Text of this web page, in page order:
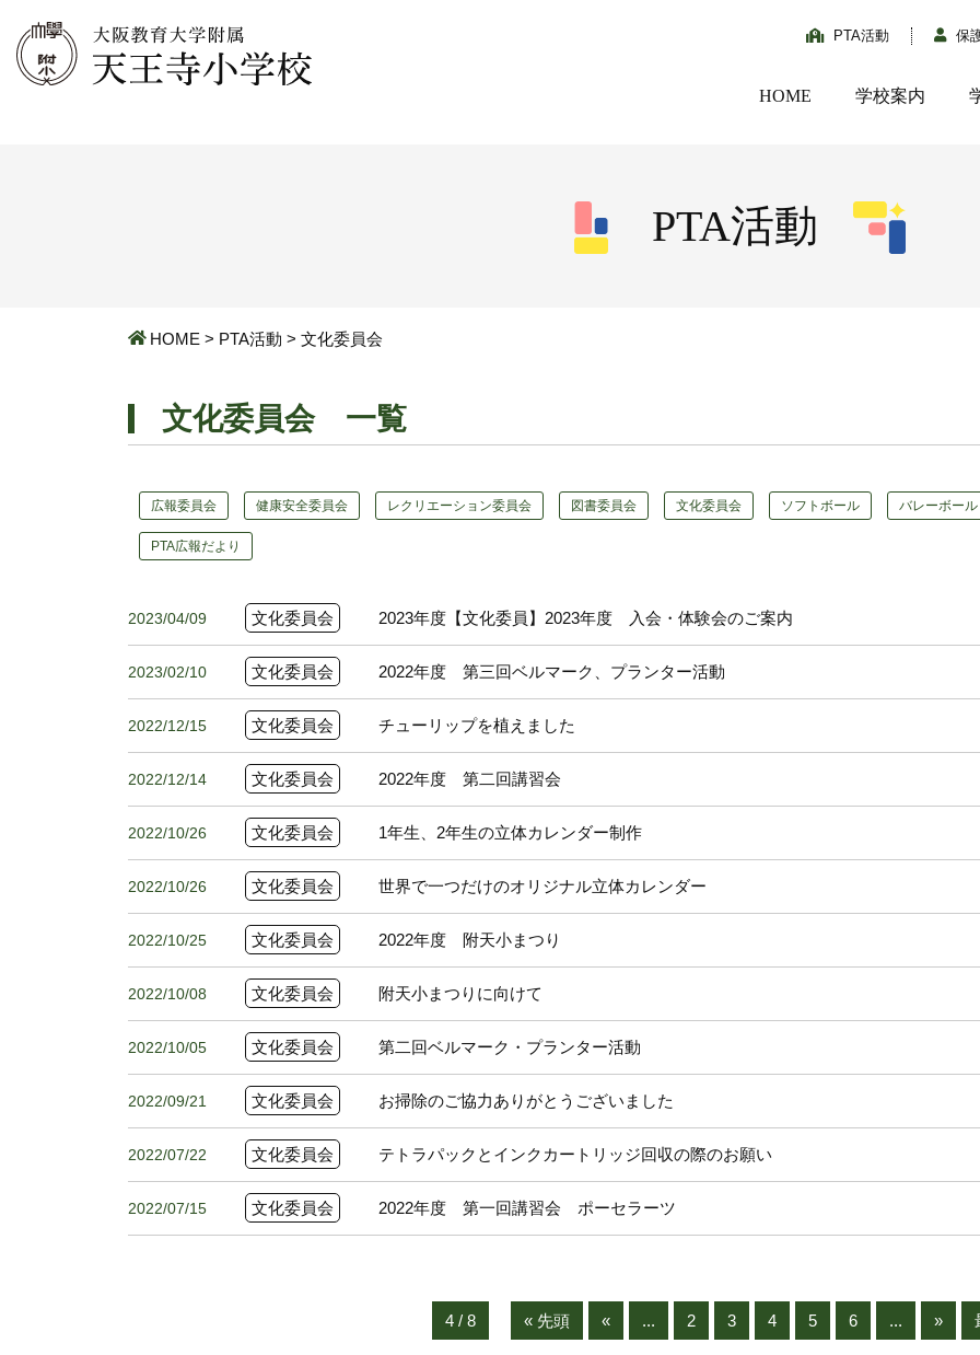
PTA活動 保
HOME 学校案内
PTA活動
HOME > PTA活動 > 文化委員会
文化委員会 一覧
広報委員会 健康安全委員会 レクリエーション委員会 図書委員会 文化委員会 ソフトボール バレーボール
PTA広報だより
2023/04/09 文化委員会 2023年度【文化委員】2023年度 入会・体験会のご案内
2023/02/10 文化委員会 2022年度 第三回ベルマーク、プランター活動
2022/12/15 文化委員会 チューリップを植えました
2022/12/14 文化委員会 2022年度 第二回講習会
2022/10/26 文化委員会 1年生、2年生の立体カレンダー制作
2022/10/26 文化委員会 世界で一つだけのオリジナル立体カレンダー
2022/10/25 文化委員会 2022年度 附天小まつり
2022/10/08 文化委員会 附天小まつりに向けて
2022/10/05 文化委員会 第二回ベルマーク・プランター活動
2022/09/21 文化委員会 お掃除のご協力ありがとうございました
2022/07/22 文化委員会 テトラパックとインクカートリッジ回収の際のお願い
2022/07/15 文化委員会 2022年度 第一回講習会 ポーセラーツ
4 / 8 « 先頭 « ... 2 3 4 5 6 ... »